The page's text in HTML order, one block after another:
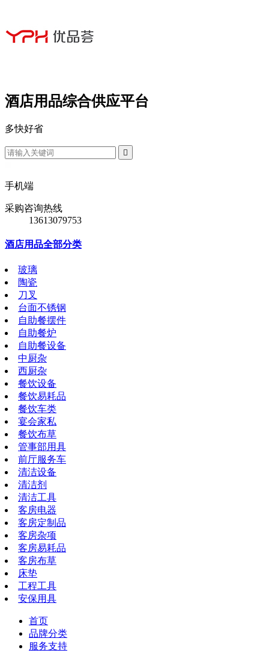
酒店用品综合供应平台
多快好省

手机端
采购咨询热线
13613079753
酒店用品全部分类
玻璃
陶瓷
刀叉
台面不锈钢
自助餐摆件
自助餐炉
自助餐设备
中厨杂
西厨杂
餐饮设备
餐饮易耗品
餐饮车类
宴会家私
餐饮布草
管事部用具
前厅服务车
清洁设备
清洁剂
清洁工具
客房电器
客房定制品
客房杂项
客房易耗品
客房布草
床垫
工程工具
安保用具
首页
品牌分类
服务支持